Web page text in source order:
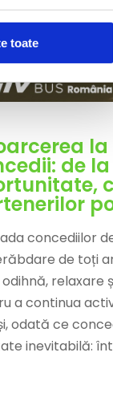
toate
de
concediilor
de toți
relaxare
a continua
odată ce
inevitabilă: